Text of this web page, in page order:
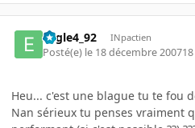
Eagle4_92 INpactien
Posté(e) le 18 décembre 2007
Heu... c'est une blague tu te fou
Nan sérieux tu penses vraiment